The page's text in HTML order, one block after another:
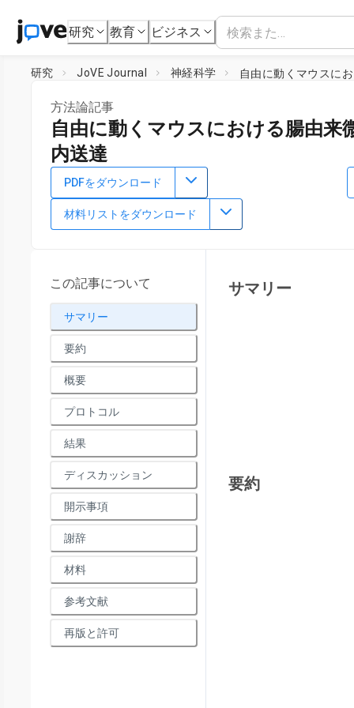
研究 教育 ビジネス
研究 JoVE Journal 神経科学 自由に動くマウスに
方法論記事
自由に動くマウスにおける腸由来
内送達
DOI： 10.3791/63972 2022年6月2日
Chia-Wei Liou*1,2,Tzu-Hsuan Yao*2,
Institute of Basic Medical Sciences, College of Medicine,
PDFをダウンロード
材料リストをダウンロード
この記事について
サマリー
要約
概要
プロトコル
結果
ディスカッション
開示事項
謝辞
材料
参考文献
再版と許可
サマリー
要約